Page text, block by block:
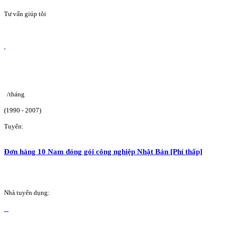
Tư vấn giúp tôi
/tháng
(1990 - 2007)
Tuyển:
Đơn hàng 10 Nam đóng gói công nghiệp Nhật Bản [Phí thấp]
Nhà tuyển dụng: